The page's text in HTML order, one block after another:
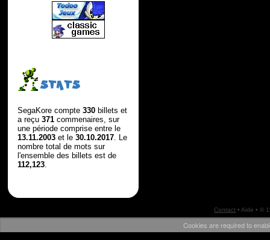
STATS
SegaKore compte 330billets et
a reçu 371commenaires, sur
une période comprise entre le
13.11.2003et le 30.10.2017. Le
nombre total de mots sur
l'ensemble des billets est de
112,123.
Contact •Aide • ©
Cookies are required to